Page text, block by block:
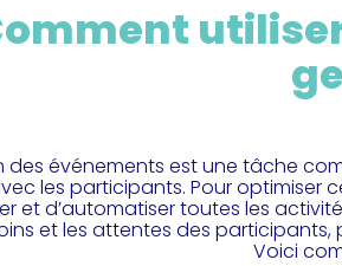
des événements est une tâche
les participants. Pour optimiser
et d’automatiser toutes les
et les attentes des participants,
Voici